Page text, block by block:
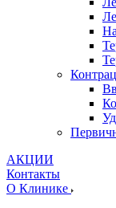
АКЦИИ
Контакты
О Клинике